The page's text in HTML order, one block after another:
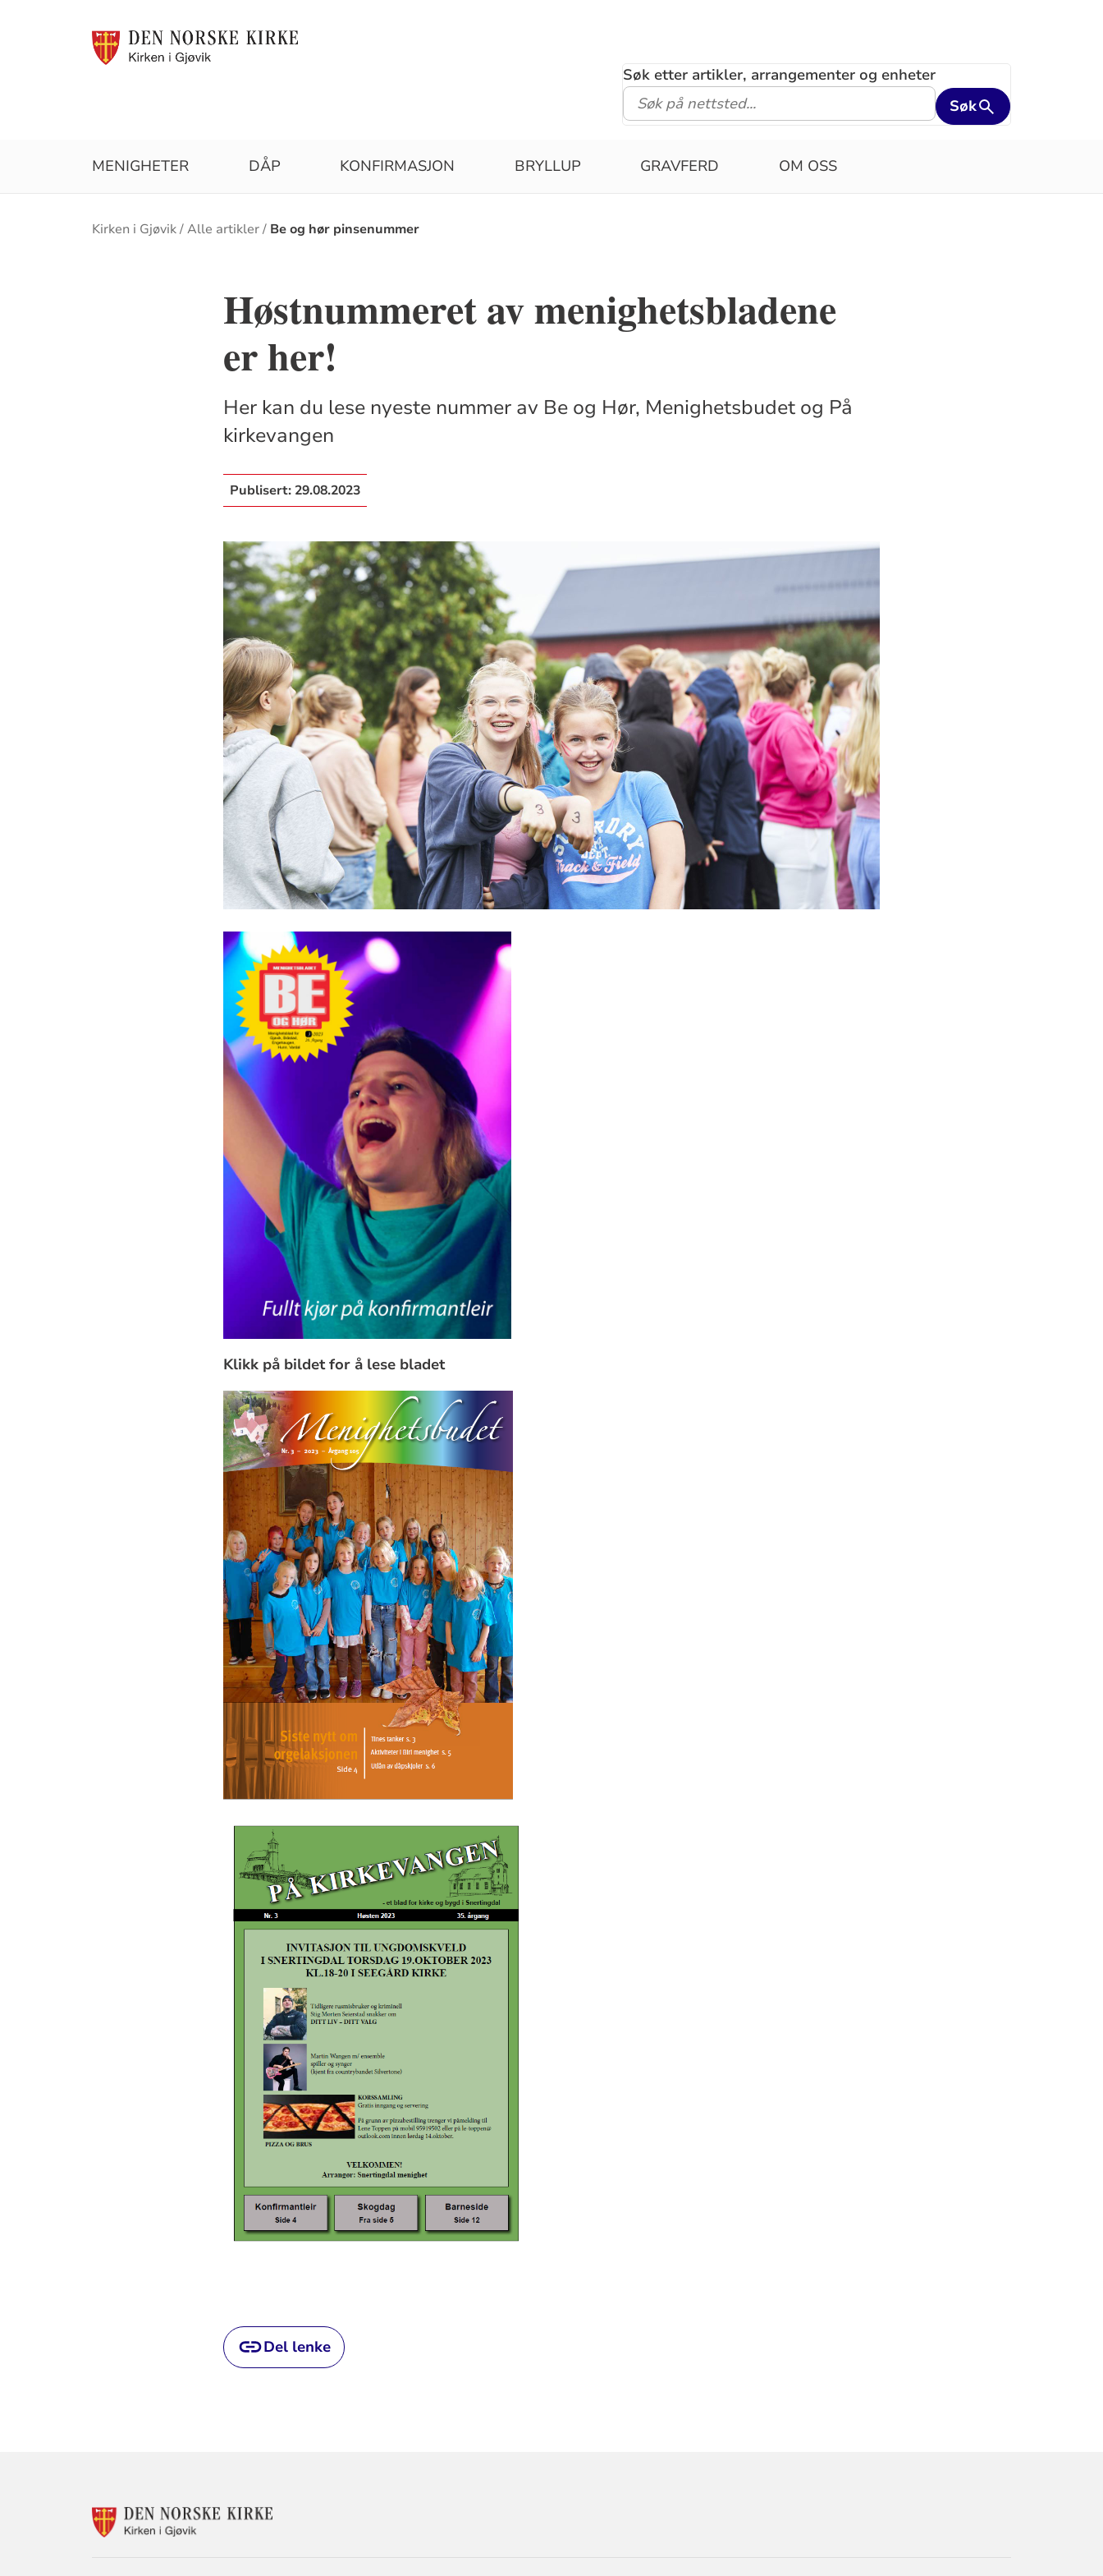
Søk etter artikler, arrangementer og enheter
Søk
MENIGHETER DÅP KONFIRMASJON BRYLLUP GRAVFERD OM OSS
Brødsmulesti
Kirken i Gjøvik Alle artikler Be og hør pinsenummer
Høstnummeret av menighetsbladene
er her!
Her kan du lese nyeste nummer av Be og Hør, Menighetsbudet og På
kirkevangen
Publisert: 29.08.2023
Klikk på bildet for å lese bladet
Del lenke
KONTAKTINFORMASJON